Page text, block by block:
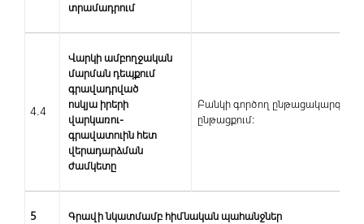
տրամադրում
4.4
Վարկի ամբողջական
մարման դեպքում
գրավադրված
ոսկյա իրերի
վարկառու-
գրավատուին հետ
վերադարձման
ժամկետը
Բանկի գործող ընթացակարգի
ընթացքում:
5 Գրավի նկատմամբ հիմնական պահանջներ